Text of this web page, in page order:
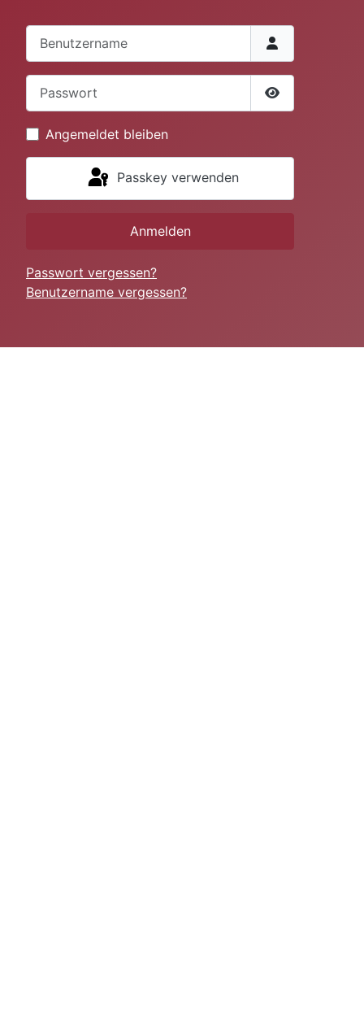
Benutzername
Passwort
Passwort
Angemeldet bleiben
Passkey verwenden
Anmelden
Passwort vergessen?
Benutzername vergessen?